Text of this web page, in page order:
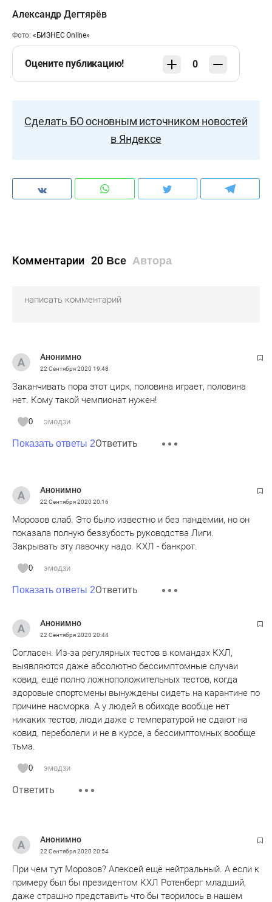
Александр Дегтярёв
Фото: «БИЗНЕС Online»
Оцените публикацию! 0
Сделать БО основным источником новостей
в Яндексе
Комментарии 20 Все Автора
Анонимно
22 Сентября 2020 19:48
Заканчивать пора этот цирк, половина играет, половина
нет. Кому такой чемпионат нужен!
0 эмодзи
Показать ответы 2Ответить
Анонимно
22 Сентября 2020 20:16
Морозов слаб. Это было известно и без пандемии, но он
показала полную беззубость руководства Лиги.
Закрывать эту лавочку надо. КХЛ - банкрот.
0 эмодзи
Показать ответы 2Ответить
Анонимно
22 Сентября 2020 20:44
Согласен. Из-за регулярных тестов в командах КХЛ,
выявляются даже абсолютно бессимптомные случаи
ковид, ещё полно ложноположительных тестов, когда
здоровые спортсмены вынуждены сидеть на карантине по
причине насморка. А у людей в обиходе вообще нет
никаких тестов, люди даже с температурой не сдают на
ковид, переболели и не в курсе, а бессимптомных вообще
тьма.
0 эмодзи
Ответить
Анонимно
22 Сентября 2020 20:54
При чем тут Морозов? Алексей ещё нейтральный. А если к
примеру был бы президентом КХЛ Ротенберг младший,
даже страшно представить что бы творилось в нашем